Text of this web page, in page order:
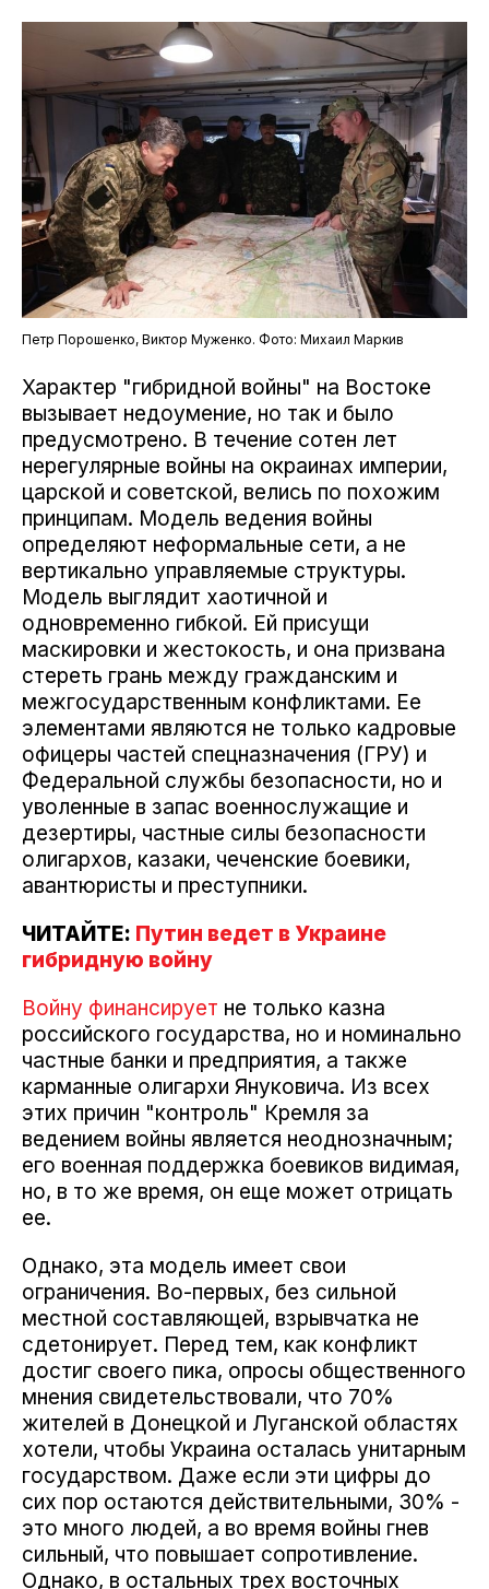
Петр Порошенко, Виктор Муженко. Фото: Михаил Маркив
Характер "гибридной войны" на Востоке
вызывает недоумение, но так и было
предусмотрено. В течение сотен лет
нерегулярные войны на окраинах империи,
царской и советской, велись по похожим
принципам. Модель ведения войны
определяют неформальные сети, а не
вертикально управляемые структуры.
Модель выглядит хаотичной и
одновременно гибкой. Ей присущи
маскировки и жестокость, и она призвана
стереть грань между гражданским и
межгосударственным конфликтами. Ее
элементами являются не только кадровые
офицеры частей спецназначения (ГРУ) и
Федеральной службы безопасности, но и
уволенные в запас военнослужащие и
дезертиры, частные силы безопасности
олигархов, казаки, чеченские боевики,
авантюристы и преступники.
ЧИТАЙТЕ: Путин ведет в Украине
гибридную войну
Войну финансирует не только казна
российского государства, но и номинально
частные банки и предприятия, а также
карманные олигархи Януковича. Из всех
этих причин "контроль" Кремля за
ведением войны является неоднозначным;
его военная поддержка боевиков видимая,
но, в то же время, он еще может отрицать
ее.
Однако, эта модель имеет свои
ограничения. Во-первых, без сильной
местной составляющей, взрывчатка не
сдетонирует. Перед тем, как конфликт
достиг своего пика, опросы общественного
мнения свидетельствовали, что 70%
жителей в Донецкой и Луганской областях
хотели, чтобы Украина осталась унитарным
государством. Даже если эти цифры до
сих пор остаются действительными, 30% -
это много людей, а во время войны гнев
сильный, что повышает сопротивление.
Однако, в остальных трех восточных